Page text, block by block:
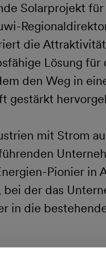
Solarprojekt
die
Lösung für
den Weg in
gestärkt
mit Strom
Pionier in
der das
in die